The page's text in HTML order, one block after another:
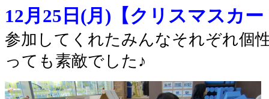
12月25日(月)【クリスマスカ
参加してくれたみんなそれぞれ個
っても素敵でした♪